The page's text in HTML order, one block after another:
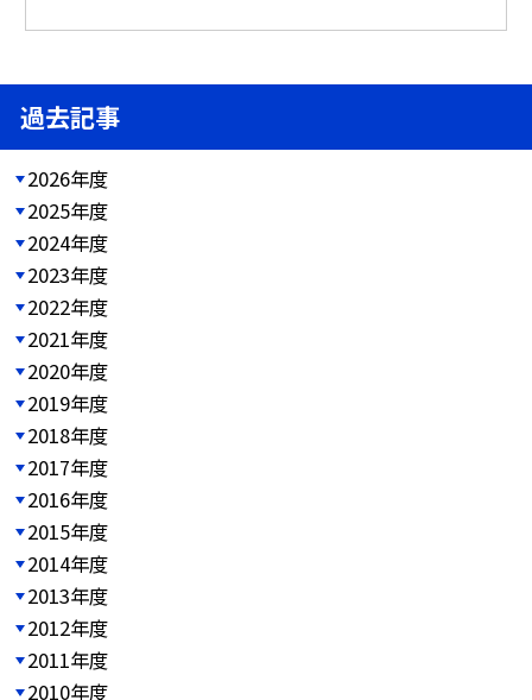
過去記事
2026年度
2025年度
2024年度
2023年度
2022年度
2021年度
2020年度
2019年度
2018年度
2017年度
2016年度
2015年度
2014年度
2013年度
2012年度
2011年度
2010年度